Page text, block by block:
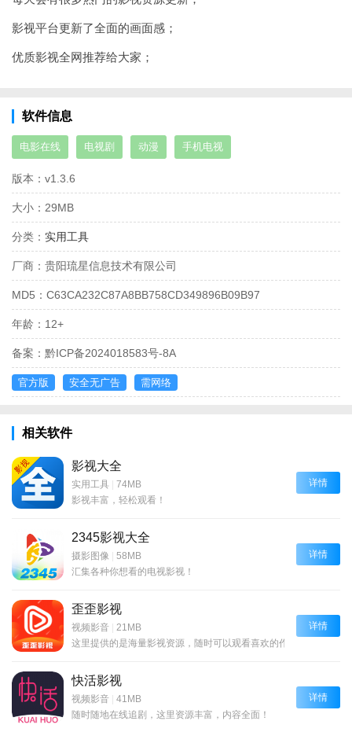
影视平台更新了全面的画面感；
优质影视全网推荐给大家；
软件信息
电影在线 电视剧 动漫 手机电视
版本： v1.3.6
大小： 29MB
分类： 实用工具
厂商： 贵阳琉星信息技术有限公司
MD5： C63CA232C87A8BB758CD349896B09B97
年龄： 12+
备案： 黔ICP备2024018583号-8A
官方版 安全无广告 需网络
相关软件
影视大全
实用工具 | 74MB
影视丰富，轻松观看！
详情
2345影视大全
摄影图像 | 58MB
汇集各种你想看的电视影视！
详情
歪歪影视
视频影音 | 21MB
这里提供的是海量影视资源，随时可以观看喜欢的作品！
详情
快活影视
视频影音 | 41MB
随时随地在线追剧，这里资源丰富，内容全面！
详情